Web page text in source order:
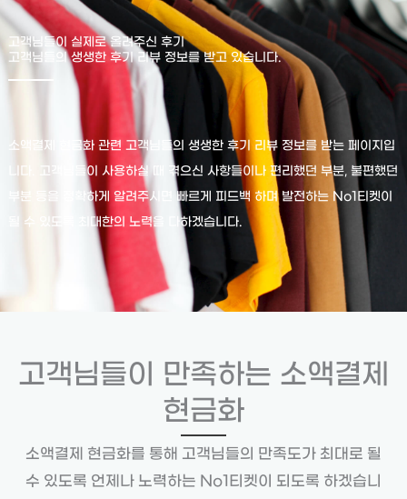
고객님들이 실제로 올려주신 후기
고객님들의 생생한 후기 리뷰 정보를 받고 있습니다.
소액결제 현금화 관련 고객님들의 생생한 후기 리뷰 정보를 받는 페이지입
니다. 고객님들이 사용하실 때 겪으신 사항들이나 편리했던 부분, 불편했던
부분 등을 정확하게 알려주시면 빠르게 피드백 하며 발전하는 No1티켓이
될 수 있도록 최대한의 노력을 다하겠습니다.
고객님들이 만족하는 소액결제
현금화
소액결제 현금화를 통해 고객님들의 만족도가 최대로 될
수 있도록 언제나 노력하는 No1티켓이 되도록 하겠습니